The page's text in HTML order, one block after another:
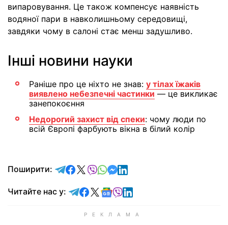
випаровування. Це також компенсує наявність
водяної пари в навколишньому середовищі,
завдяки чому в салоні стає менш задушливо.
Інші новини науки
Раніше про це ніхто не знав: у тілах їжаків
виявлено небезпечні частинки — це викликає
занепокоєння
Недорогий захист від спеки: чому люди по
всій Європі фарбують вікна в білий колір
Поширити: відправити у Telegram
поділитись у Facebook
поділитись у X
відправити у Viber
відправити у Whatsapp
відправити у Messenger
відправити у LinkedIn
Читайте нас у: Читайте у Telegram
Читайте у Facebook
Читайте у X
Читайте у Google news
Читайте у Viber
Читайте у LinkedIn